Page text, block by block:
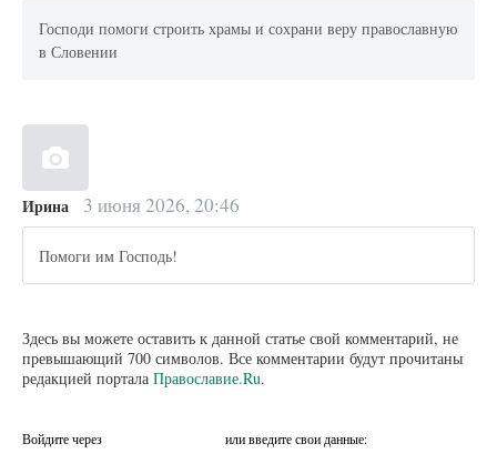
Господи помоги строить храмы и сохрани веру православную
в Словении
Ирина 3 июня 2026, 20:46
Помоги им Господь!
Здесь вы можете оставить к данной статье свой комментарий, не
превышающий 700 символов. Все комментарии будут прочитаны
редакцией портала Православие.Ru.
Войдите через или введите свои данные: